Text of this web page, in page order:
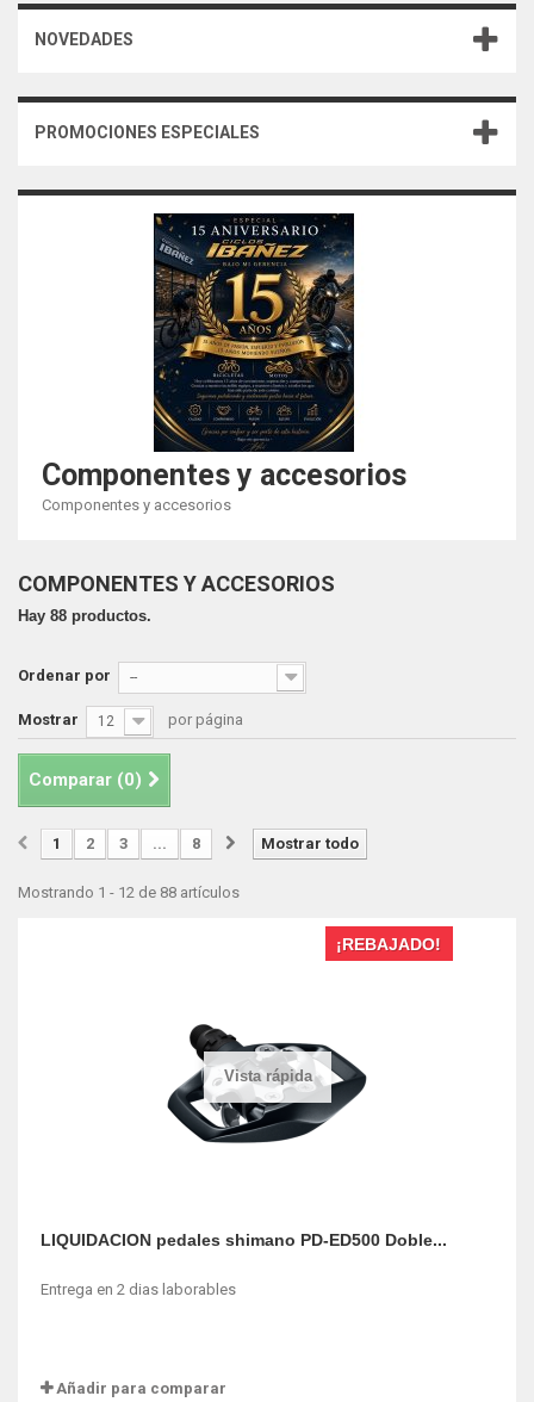
NOVEDADES
PROMOCIONES ESPECIALES
Componentes y accesorios
Componentes y accesorios
COMPONENTES Y ACCESORIOS
Hay 88 productos.
Ordenar por --
Mostrar 12 por página
Comparar (0)
Mostrar todo
1 2 3 ... 8
Mostrando 1 - 12 de 88 artículos
Vista rápida
¡REBAJADO!
LIQUIDACION pedales shimano PD-ED500 Doble...
Entrega en 2 dias laborables
Añadir para comparar